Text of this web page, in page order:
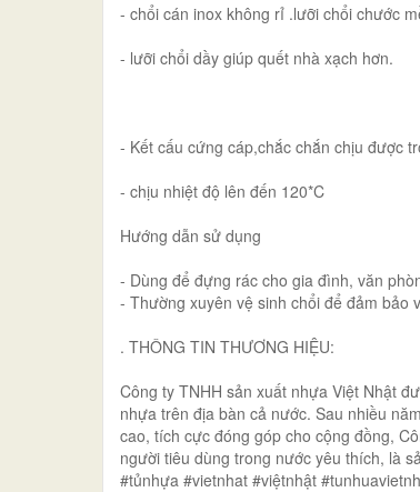
- chổi cán inox không rỉ .lưỡi chổi chước
- lưỡi chổi dầy giúp quết nhà xạch hơn.
- Kết cấu cứng cáp,chắc chắn chịu được
- chịu nhiệt độ lên đến 120*C
Hướng dẫn sử dụng
- Dùng để đựng rác cho gia đình, văn
- Thường xuyên vệ sinh chổi để đảm bảo
. THÔNG TIN THƯƠNG HIỆU:
Công ty TNHH sản xuất nhựa Việt Nhật
nhựa trên địa bàn cả nước. Sau nhiều
cao, tích cực đóng góp cho cộng đồng,
người tiêu dùng trong nước yêu thích, là
#tủnhựa #vietnhat #việtnhật